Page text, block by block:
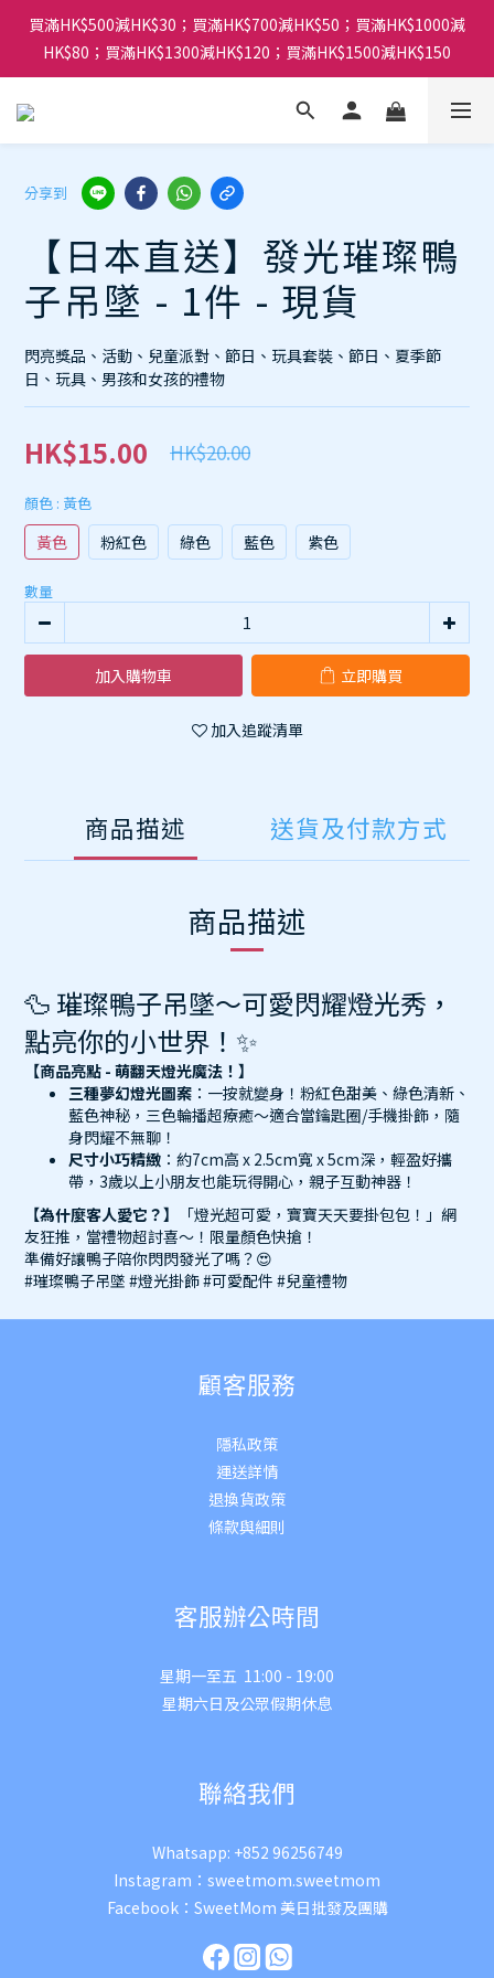
買滿HK$500減HK$30；買滿HK$700減HK$50；買滿HK$1000減
HK$80；買滿HK$1300減HK$120；買滿HK$1500減HK$150
分享到
【日本直送】發光璀璨鴨
子吊墜 - 1件 - 現貨
閃亮獎品、活動、兒童派對、節日、玩具套裝、節日、夏季節
日、玩具、男孩和女孩的禮物
HK$15.00 HK$20.00
顏色 : 黃色
黃色 粉紅色 綠色 藍色 紫色
數量
加入購物車 立即購買
加入追蹤清單
商品描述 送貨及付款方式
商品描述
🦆 璀璨鴨子吊墜～可愛閃耀燈光秀，
點亮你的小世界！✨
【商品亮點 - 萌翻天燈光魔法！】
三種夢幻燈光圖案 ：一按就變身！粉紅色甜美、綠色清新、
藍色神秘，三色輪播超療癒～適合當鑰匙圈/手機掛飾，隨
身閃耀不無聊！
尺寸小巧精緻 ：約7cm高 x 2.5cm寬 x 5cm深，輕盈好攜
帶，3歲以上小朋友也能玩得開心，親子互動神器！
【為什麼客人愛它？】
「燈光超可愛，寶寶天天要掛包包！」網
友狂推，當禮物超討喜～！限量顏色快搶！
準備好讓鴨子陪你閃閃發光了嗎？😍
#璀璨鴨子吊墜 #燈光掛飾 #可愛配件 #兒童禮物
顧客服務
隱私政策
運送詳情
退換貨政策
條款與細則
客服辦公時間
星期一至五 11:00 - 19:00
星期六日及公眾假期休息
聯絡我們
Whatsapp: +852 96256749
Instagram： sweetmom.sweetmom
Facebook： SweetMom 美日批發及團購